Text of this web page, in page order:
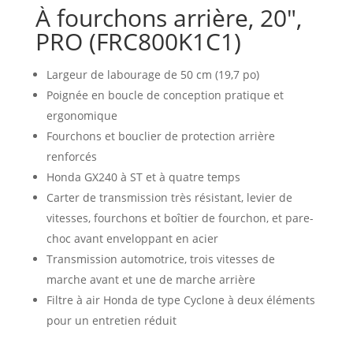
À fourchons arrière, 20″,
PRO (FRC800K1C1)
Largeur de labourage de 50 cm (19,7 po)
Poignée en boucle de conception pratique et
ergonomique
Fourchons et bouclier de protection arrière
renforcés
Honda GX240 à ST et à quatre temps
Carter de transmission très résistant, levier de
vitesses, fourchons et boîtier de fourchon, et pare-
choc avant enveloppant en acier
Transmission automotrice, trois vitesses de
marche avant et une de marche arrière
Filtre à air Honda de type Cyclone à deux éléments
pour un entretien réduit